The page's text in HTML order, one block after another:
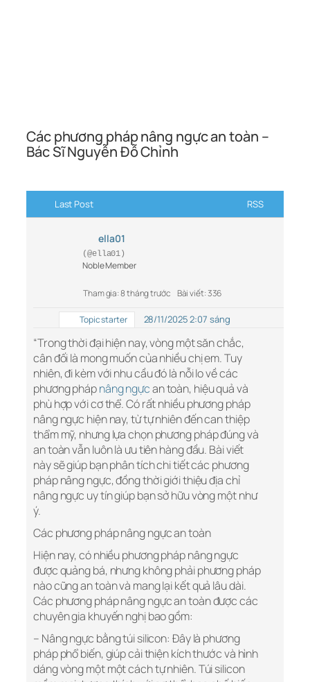
Các phương pháp nâng ngực an toàn –
Bác Sĩ Nguyễn Đỗ Chỉnh
Last Post RSS
ella01
(@ella01)
Noble Member
Tham gia: 8 tháng trước Bài viết: 336
Topic starter 28/11/2025 2:07 sáng
“Trong thời đại hiện nay, vòng một săn chắc,
cân đối là mong muốn của nhiều chị em. Tuy
nhiên, đi kèm với nhu cầu đó là nỗi lo về các
phương phápnâng ngựcan toàn, hiệu quả và
phù hợp với cơ thể. Có rất nhiều phương pháp
nâng ngực hiện nay, từ tự nhiên đến can thiệp
thẩm mỹ, nhưng lựa chọn phương pháp đúng và
an toàn vẫn luôn là ưu tiên hàng đầu. Bài viết
này sẽ giúp bạn phân tích chi tiết các phương
pháp nâng ngực, đồng thời giới thiệu địa chỉ
nâng ngực uy tín giúp bạn sở hữu vòng một như
ý.
Các phương pháp nâng ngực an toàn
Hiện nay, có nhiều phương pháp nâng ngực
được quảng bá, nhưng không phải phương pháp
nào cũng an toàn và mang lại kết quả lâu dài.
Các phương pháp nâng ngực an toàn được các
chuyên gia khuyến nghị bao gồm:
– Nâng ngực bằng túi silicon: Đây là phương
pháp phổ biến, giúp cải thiện kích thước và hình
dáng vòng một một cách tự nhiên. Túi silicon